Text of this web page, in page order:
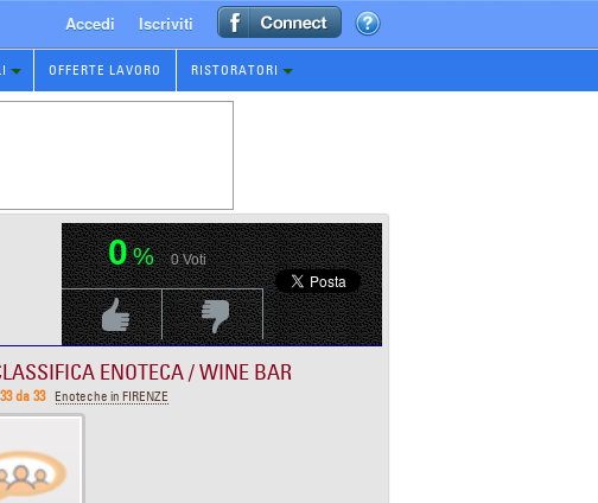
Accedi Iscriviti
OFFERTE LAVORO RISTORATORI
0% 0Voti
Voti PositivoVoti Negativo
ENOTECA / WINE BAR
da 33 Enoteche in FIRENZE